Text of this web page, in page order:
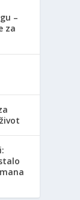
–
za